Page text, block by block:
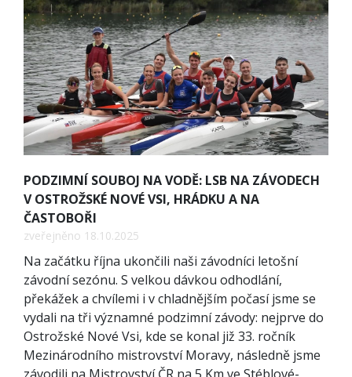
PODZIMNÍ SOUBOJ NA VODĚ: LSB NA ZÁVODECH
V OSTROŽSKÉ NOVÉ VSI, HRÁDKU A NA
ČASTOBOŘI
zveřejněno 18.10.2025
Na začátku října ukončili naši závodníci letošní
závodní sezónu. S velkou dávkou odhodlání,
překážek a chvílemi i v chladnějším počasí jsme se
vydali na tři významné podzimní závody: nejprve do
Ostrožské Nové Vsi, kde se konal již 33. ročník
Mezinárodního mistrovství Moravy, následně jsme